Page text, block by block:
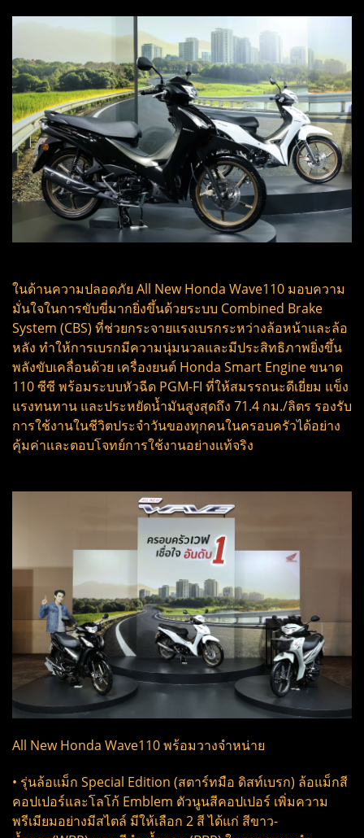
ในด้านความปลอดภัย All New Honda Wave110 มอบความ
มั่นใจในการขับขี่มากยิ่งขึ้นด้วยระบบ Combined Brake
System (CBS) ที่ช่วยกระจายแรงเบรกระหว่างล้อหน้าและล้อ
หลัง ทำให้การเบรกมีความนุ่มนวลและมีประสิทธิภาพยิ่งขึ้น
พลังขับเคลื่อนด้วย เครื่องยนต์ Honda Smart Engine ขนาด
110 ซีซี พร้อมระบบหัวฉีด PGM-FI ที่ให้สมรรถนะดีเยี่ยม แข็ง
แรงทนทาน และประหยัดน้ำมันสูงสุดถึง 71.4 กม./ลิตร รองรับ
การใช้งานในชีวิตประจำวันของทุกคนในครอบครัวได้อย่าง
คุ้มค่าและตอบโจทย์การใช้งานอย่างแท้จริง
All New Honda Wave110 พร้อมวางจำหน่าย
• รุ่นล้อแม็ก Special Edition (สตาร์ทมือ ดิสท์เบรก) ล้อแม็กสี
คอปเปอร์และโลโก้ Emblem ตัวนูนสีคอปเปอร์ เพิ่มความ
พรีเมียมอย่างมีสไตล์ มีให้เลือก 2 สี ได้แก่ สีขาว-